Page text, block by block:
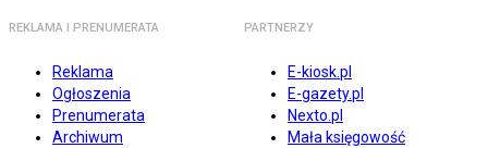
REKLAMA I PRENUMERATA
Reklama
Ogłoszenia
Prenumerata
Archiwum
PARTNERZY
E-kiosk.pl
E-gazety.pl
Nexto.pl
Mała księgowość